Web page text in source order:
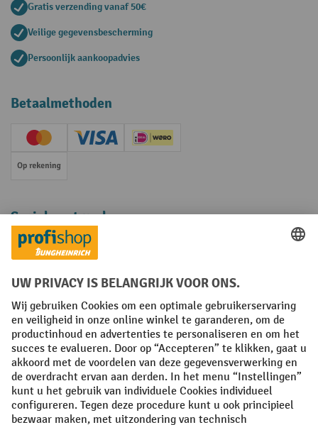
Gratis verzending vanaf 50€
Veilige gegevensbescherming
Persoonlijk aankoopadvies
Betaalmethoden
Creditcard (Master)Creditcard (Visa)iDEAL | Wero
Op rekening
Sociale netwerken
Facebook
YouTube
LinkedInInstagram
Algemene leveringsvoorwaarden Copyright
Privacyverklaring Privacy Instellingen
All prices excl. VAT plusshipping costs and possible delivery charges,
if not stated otherwise.
¹ De korting is geldig zolang de voorraad strekt. De korting is niet van